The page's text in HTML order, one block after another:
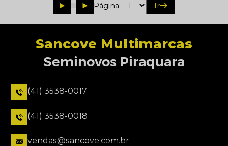
Página: Ir
Sancove Multimarcas
Seminovos Piraquara
(41) 3538-0017
(41) 3538-0018
vendas@sancove.com.br